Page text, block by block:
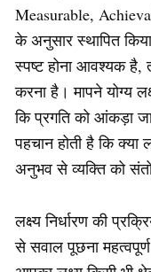
Measurable,
के अनुसार स्थापित
स्पष्ट होना आवश्यक है,
करना है। मापने योग्य
कि प्रगति को आंकड़ा
पहचान होती है कि
अनुभव से व्यक्ति को
लक्ष्य निर्धारण की
से सवाल पूछना